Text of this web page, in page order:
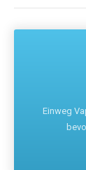
Einweg